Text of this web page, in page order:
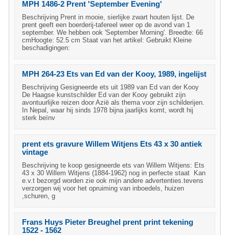
MPH 1486-2 Prent 'September Evening'
Beschrijving Prent in mooie, sierlijke zwart houten lijst. De
prent geeft een boerderij-tafereel weer op de avond van 1
september. We hebben ook 'September Morning'. Breedte: 66
cmHoogte: 52.5 cm Staat van het artikel: Gebruikt Kleine
beschadigingen:
MPH 264-23 Ets van Ed van der Kooy, 1989, ingelijst
Beschrijving Gesigneerde ets uit 1989 van Ed van der Kooy
De Haagse kunstschilder Ed van der Kooy gebruikt zijn
avontuurlijke reizen door Azië als thema voor zijn schilderijen.
In Nepal, waar hij sinds 1978 bijna jaarlijks komt, wordt hij
sterk beïnv
prent ets gravure Willem Witjens Ets 43 x 30 antiek
vintage
Beschrijving te koop gesigneerde ets van Willem Witjens: Ets
43 x 30 Willem Witjens (1884-1962) nog in perfecte staat Kan
e.v.t bezorgd worden zie ook mijn andere advertenties.tevens
verzorgen wij voor het opruiming van inboedels, huizen
,schuren, g
Frans Huys Pieter Breughel prent print tekening
1522 - 1562